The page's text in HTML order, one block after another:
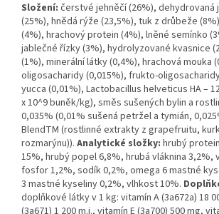
Složení: čerstvé jehněčí (26%), dehydrovaná
(25%), hnědá rýže (23,5%), tuk z drůbeže
(4%), hrachový protein (4%), lněné semínko
jablečné řízky (3%), hydrolyzované kvasnice
(1%), minerální látky (0,4%), hrachová mouka
oligosacharidy (0,015%), frukto-
yucca (0,01%), Lactobacillus helveticus HA –
x 10^9 buněk/kg), směs sušených bylin a
0,035% (0,01% sušená petržel a tymián,
BlendTM (rostlinné extrakty z grapefruitu,
rozmarýnu)). Analytické složky: hrubý
15%, hrubý popel 6,8%, hrubá vláknina 3,2%,
fosfor 1,2%, sodík 0,2%, omega 6 mastné
3 mastné kyseliny 0,2%, vlhkost 10%.
doplňkové látky v 1 kg: vitamín A (3a672a) 18